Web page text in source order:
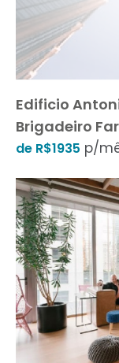
Edificio
Brigadeiro
de R$1935 p/